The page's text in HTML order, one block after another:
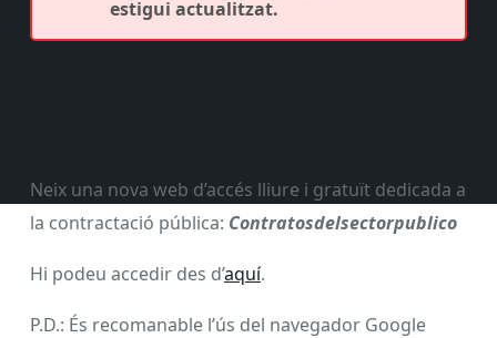
estigui actualitzat.
Neix una nova web d’accés lliure i gratuït dedicada a
la contractació pública: Contratosdelsectorpublico
Hi podeu accedir des d’aquí.
P.D.: És recomanable l’ús del navegador Google